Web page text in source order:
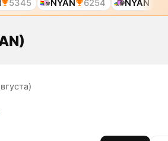
5345 NYAN 6254 NYAN